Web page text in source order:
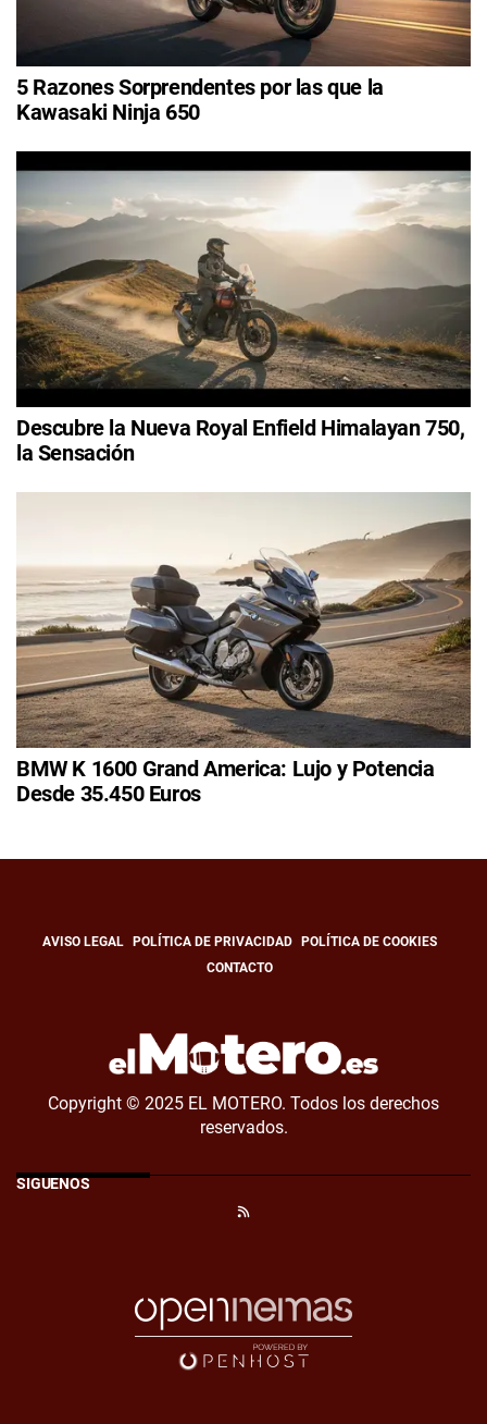
5 Razones Sorprendentes por las que la
Kawasaki Ninja 650
Descubre la Nueva Royal Enfield Himalayan 750,
la Sensación
BMW K 1600 Grand America: Lujo y Potencia
Desde 35.450 Euros
AVISO LEGAL POLÍTICA DE PRIVACIDAD
POLÍTICA DE COOKIES
CONTACTO
Copyright © 2025 EL MOTERO. Todos los derechos
reservados.
SÍGUENOS